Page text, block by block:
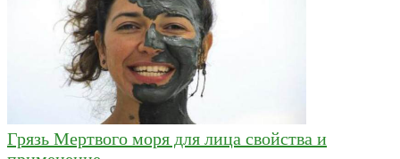
Грязь Мертвого моря для лица свойства и